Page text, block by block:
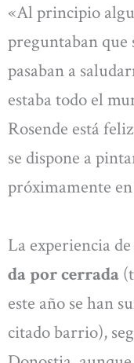
«Al principio
preguntaban
pasaban a
estaba todo el
Rosende está
se dispone a
próximamente en
La experiencia
da por cerrada
este año se han
citado barrio),